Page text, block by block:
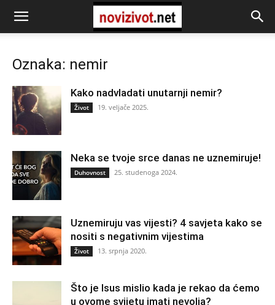
Oznaka: nemir
Kako nadvladati unutarnji nemir?
Život 19. veljače 2025.
Neka se tvoje srce danas ne uznemiruje!
Duhovnost 25. studenoga 2024.
Uznemiruju vas vijesti? 4 savjeta kako se
nositi s negativnim vijestima
Život 13. srpnja 2020.
Što je Isus mislio kada je rekao da ćemo
u ovome svijetu imati nevolja?